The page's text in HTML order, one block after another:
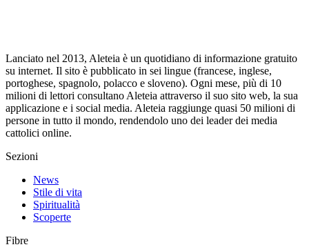
Lanciato nel 2013, Aleteia è un quotidiano di informazione gratuito
su internet. Il sito è pubblicato in sei lingue (francese, inglese,
portoghese, spagnolo, polacco e sloveno). Ogni mese, più di 10
milioni di lettori consultano Aleteia attraverso il suo sito web, la sua
applicazione e i social media. Aleteia raggiunge quasi 50 milioni di
persone in tutto il mondo, rendendolo uno dei leader dei media
cattolici online.
Sezioni
News
Stile di vita
Spiritualità
Scoperte
Fibre